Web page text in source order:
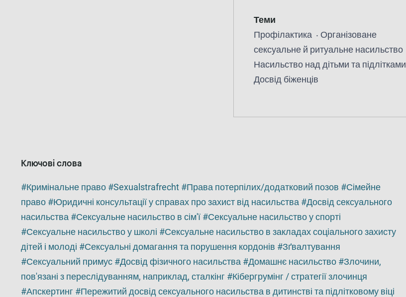
Теми
Профілактика
Організоване
сексуальне й ритуальне насильство
Насильство над дітьми та підлітками
Досвід біженців
Ключові слова
Кримінальне право Sexualstrafrecht Права потерпілих/додатковий позов
Сімейне
право
Юридичні консультації у справах про захист від насильства
Досвід сексуального
насильства
Сексуальне насильство в сім'ї
Сексуальне насильство у спорті
Сексуальне насильство у школі
Сексуальне насильство в закладах соціального захисту
дітей і молоді
Сексуальні домагання та порушення кордонів
Зґвалтування
Сексуальний примус
Досвід фізичного насильства Домашнє насильство
Злочини,
пов'язані з переслідуванням, наприклад, сталкінг
Кібергрумінг / стратегії злочинця
Апскертинг
Пережитий досвід сексуального насильства в дитинстві та підлітковому віці